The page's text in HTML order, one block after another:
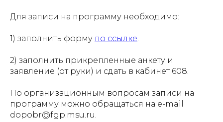
Для записи на программу необходимо:
1) заполнить форму по ссылке
2) заполнить прикрепленные анкету и
заявление (от руки) и сдать в кабинет 608.
По организационным вопросам записи на
программу можно обращаться на e-mail
dopobr@fgp.msu.ru.